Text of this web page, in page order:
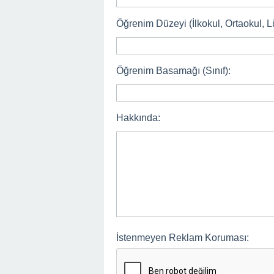
Öğrenim Düzeyi (İlkokul, Ortaokul,
Öğrenim Basamağı (Sınıf):
Hakkında:
İstenmeyen Reklam Koruması: